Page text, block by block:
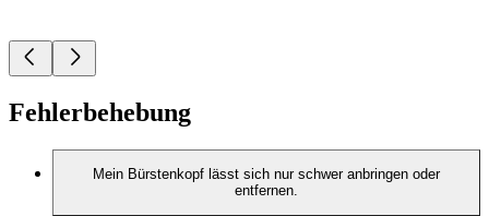
Fehlerbehebung
Mein Bürstenkopf lässt sich nur schwer anbringen oder
entfernen.